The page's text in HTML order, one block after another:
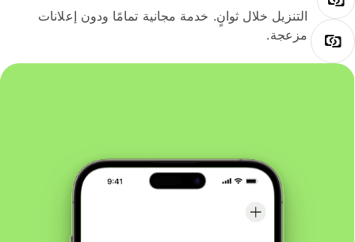
التنزيل خلال ثوانٍ. خدمة مجانية تمامًا ودون إعلانات
مزعجة.